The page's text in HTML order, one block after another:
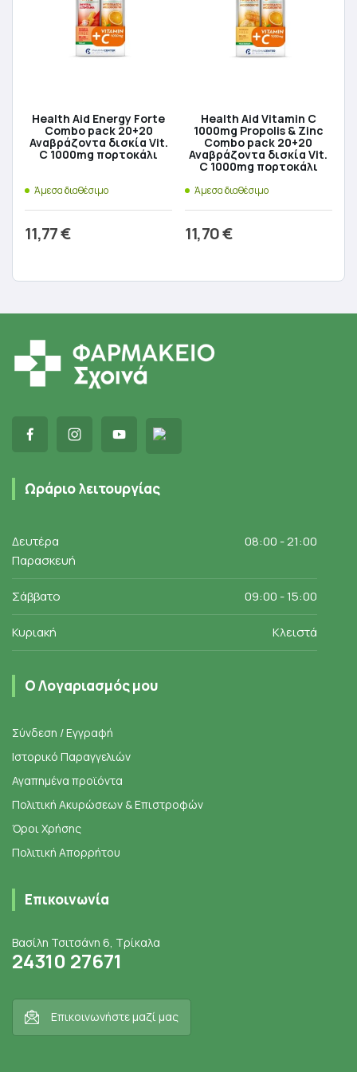
Health Aid Energy Forte
Combo pack 20+20
Αναβράζοντα δισκία Vit.
C 1000mg πορτοκάλι
Άμεσα διαθέσιμο
11,77€
Health Aid Vitamin C
1000mg Propolis & Zinc
Combo pack 20+20
Αναβράζοντα δισκία Vit.
C 1000mg πορτοκάλι
Άμεσα διαθέσιμο
11,70€
Ωράριο λειτουργίας
Δευτέρα
Παρασκευή
08:00 - 21:00
Σάββατο 09:00 - 15:00
Κυριακή Κλειστά
Ο Λογαριασμός μου
Σύνδεση / Εγγραφή
Ιστορικό Παραγγελιών
Αγαπημένα προϊόντα
Πολιτική Ακυρώσεων & Επιστροφών
Όροι Χρήσης
Πολιτική Απορρήτου
Επικοινωνία
Βασίλη Τσιτσάνη 6, Τρίκαλα
24310 27671
Επικοινωνήστε μαζί μας